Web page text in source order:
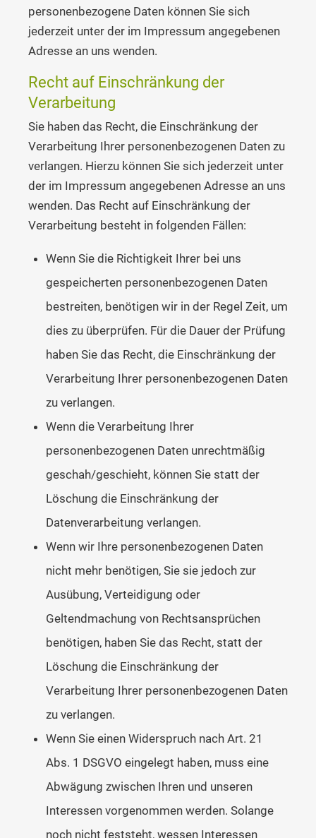
personenbezogene Daten können Sie sich
jederzeit unter der im Impressum angegebenen
Adresse an uns wenden.
Recht auf Einschränkung der
Verarbeitung
Sie haben das Recht, die Einschränkung der
Verarbeitung Ihrer personenbezogenen Daten zu
verlangen. Hierzu können Sie sich jederzeit unter
der im Impressum angegebenen Adresse an uns
wenden. Das Recht auf Einschränkung der
Verarbeitung besteht in folgenden Fällen:
Wenn Sie die Richtigkeit Ihrer bei uns
gespeicherten personenbezogenen Daten
bestreiten, benötigen wir in der Regel Zeit, um
dies zu überprüfen. Für die Dauer der Prüfung
haben Sie das Recht, die Einschränkung der
Verarbeitung Ihrer personenbezogenen Daten
zu verlangen.
Wenn die Verarbeitung Ihrer
personenbezogenen Daten unrechtmäßig
geschah/geschieht, können Sie statt der
Löschung die Einschränkung der
Datenverarbeitung verlangen.
Wenn wir Ihre personenbezogenen Daten
nicht mehr benötigen, Sie sie jedoch zur
Ausübung, Verteidigung oder
Geltendmachung von Rechtsansprüchen
benötigen, haben Sie das Recht, statt der
Löschung die Einschränkung der
Verarbeitung Ihrer personenbezogenen Daten
zu verlangen.
Wenn Sie einen Widerspruch nach Art. 21
Abs. 1 DSGVO eingelegt haben, muss eine
Abwägung zwischen Ihren und unseren
Interessen vorgenommen werden. Solange
noch nicht feststeht, wessen Interessen